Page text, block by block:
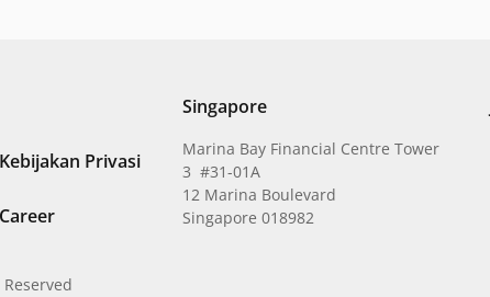
Indonesia kini turun dari 32%
Kebijakan Privasi
Career
Singapore
Marina Bay Financial Centre Tower
3 #31-01A
12 Marina Boulevard
Singapore 018982